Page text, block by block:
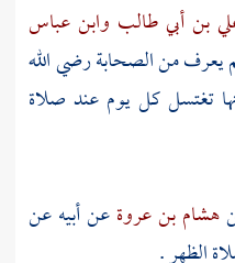
بن أبي طالب وابن عباس
يعرف من الصحابة رضي الله
تغتسل كل يوم عند صلاة
هشام بن عروةعن أبيه عن
الظهر .